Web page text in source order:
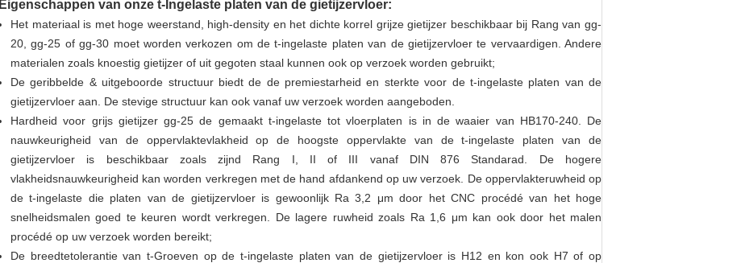
Eigenschappen van onze t-Ingelaste platen van de gietijzervloer:
Het materiaal is met hoge weerstand, high-density en het dichte korrel grijze gietijzer beschikbaar bij Rang van gg-
20, gg-25 of gg-30 moet worden verkozen om de t-ingelaste platen van de gietijzervloer te vervaardigen. Andere
materialen zoals knoestig gietijzer of uit gegoten staal kunnen ook op verzoek worden gebruikt;
De geribbelde & uitgeboorde structuur biedt de de premiestarheid en sterkte voor de t-ingelaste platen van de
gietijzervloer aan. De stevige structuur kan ook vanaf uw verzoek worden aangeboden.
Hardheid voor grijs gietijzer gg-25 de gemaakt t-ingelaste tot vloerplaten is in de waaier van HB170-240. De
nauwkeurigheid van de oppervlaktevlakheid op de hoogste oppervlakte van de t-ingelaste platen van de
gietijzervloer is beschikbaar zoals zijnd Rang I, II of III vanaf DIN 876 Standarad. De hogere
vlakheidsnauwkeurigheid kan worden verkregen met de hand afdankend op uw verzoek. De oppervlakteruwheid op
de t-ingelaste die platen van de gietijzervloer is gewoonlijk Ra 3,2 μm door het CNC procédé van het hoge
snelheidsmalen goed te keuren wordt verkregen. De lagere ruwheid zoals Ra 1,6 μm kan ook door het malen
procédé op uw verzoek worden bereikt;
De breedtetolerantie van t-Groeven op de t-ingelaste platen van de gietijzervloer is H12 en kon ook H7 of op